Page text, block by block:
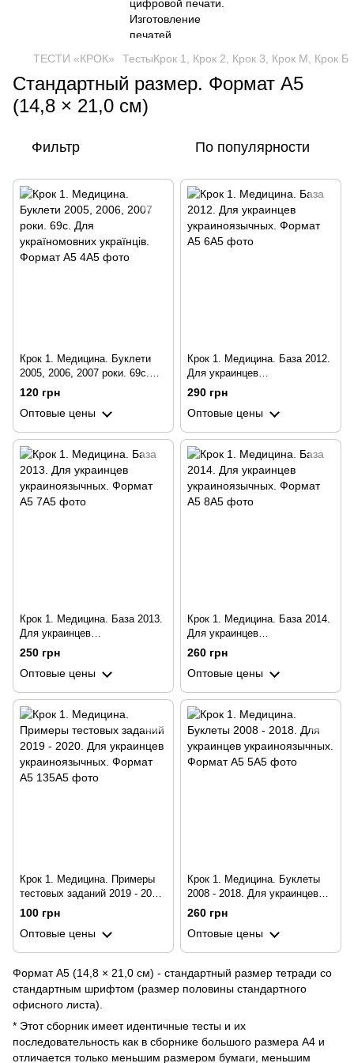
ТЕСТИ «КРОК» ТестыКрок 1, Крок 2, Крок 3, Крок М, Крок Б
Стандартный размер. Формат А5
(14,8 × 21,0 см)
Фильтр По популярности
Крок 1. Медицина. Буклети
2005, 2006, 2007 роки. 69с.
Для україномовних українців.
Формат А5
120 грн
Оптовые цены
Крок 1. Медицина. База 2012.
Для украинцев
украиноязычных. Формат А5
290 грн
Оптовые цены
Крок 1. Медицина. База 2013.
Для украинцев
украиноязычных. Формат А5
250 грн
Оптовые цены
Крок 1. Медицина. База 2014.
Для украинцев
украиноязычных. Формат А5
260 грн
Оптовые цены
Крок 1. Медицина. Примеры
тестовых заданий 2019 - 2020.
Для украинцев
украиноязычных. Формат А5
100 грн
Оптовые цены
Крок 1. Медицина. Буклеты
2008 - 2018. Для украинцев
украиноязычных. Формат А5
260 грн
Оптовые цены
Формат А5 (14,8 × 21,0 см) - стандартный размер тетради со
стандартным шрифтом (размер половины стандартного
офисного листа).
* Этот сборник имеет идентичные тесты и их
последовательность как в сборнике большого размера А4 и
отличается только меньшим размером бумаги, меньшим